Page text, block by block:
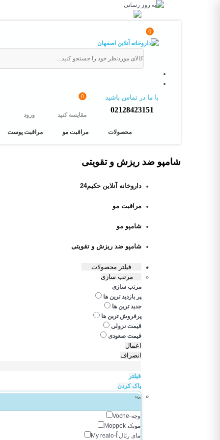
0
با ما در تماس باشید
02128423151
0
مقایسه کنید ورود
محصولات مراقبت مو مراقبت پوست
شامپو ضد ریزش و تقویتی
داروخانه آنلاین حکیم24
مراقبت مو
شامپو مو
شامپو ضد ریزش و تقویتی
فیلتر محصولات
مرتب سازی
مرتب سازی
پر بازدید ترین ها
جدید ترین ها
پرفروش ترین ها
قیمت نزولی
قیمت صعودی
اعمال
انصراف
فیلتر
پاک کردن
برند
وچه-Voche
موپک-Moppek
مای رئال اُ-My realo